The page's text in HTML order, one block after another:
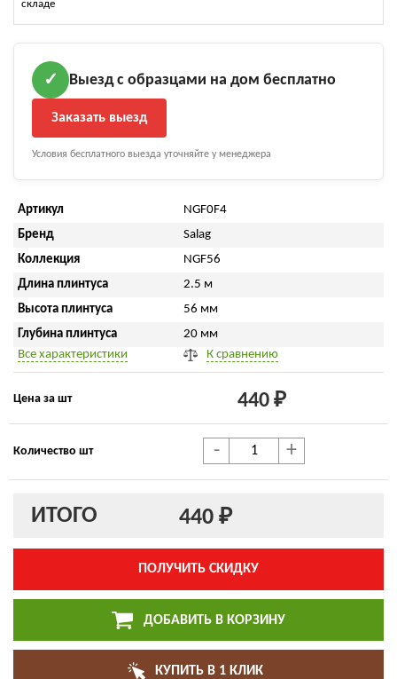
складе
✓ Выезд с образцами на дом бесплатно
Заказать выезд
Условия бесплатного выезда уточняйте у менеджера
Артикул
NGF0F4
Бренд
Salag
Коллекция
NGF56
Длина плинтуса
2.5 м
Высота плинтуса
56 мм
Глубина плинтуса
20 мм
Все характеристики
К сравнению
Цена за шт 440 ₽
Количество шт - +
ИТОГО 440 ₽
ПОЛУЧИТЬ СКИДКУ
ДОБАВИТЬ В КОРЗИНУ
КУПИТЬ В 1 КЛИК